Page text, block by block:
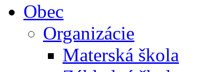
Obec
Organizácie
Materská škola